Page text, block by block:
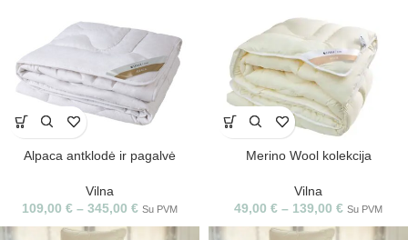
Alpaca antklodė ir pagalvė
Vilna
109,00 € – 345,00 € Su PVM
Merino Wool kolekcija
Vilna
49,00 € – 139,00 € Su PVM